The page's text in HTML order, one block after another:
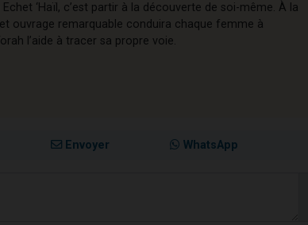
‘Haïl, c’est partir à la découverte de soi-même. À la
ouvrage remarquable conduira chaque femme à
l’aide à tracer sa propre voie.
Envoyer WhatsApp